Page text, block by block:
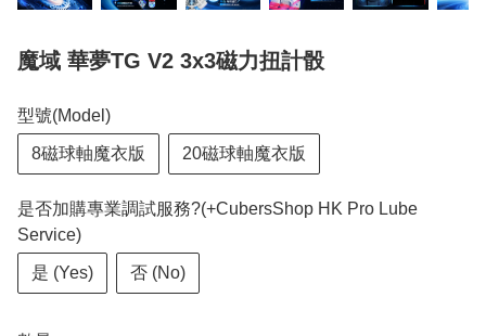
魔域 華夢TG V2 3x3磁力扭計骰
型號(Model)
8磁球軸魔衣版 20磁球軸魔衣版
是否加購專業調試服務?(+CubersShop HK Pro Lube
Service)
是 (Yes) 否 (No)